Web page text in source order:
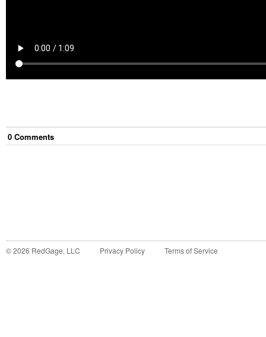
0 Comments
©2026 RedGage, LLC Privacy Policy Terms of Service